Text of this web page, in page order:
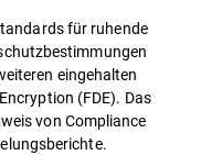
für ruhende
eingehalten
(FDE). Das
von Compliance